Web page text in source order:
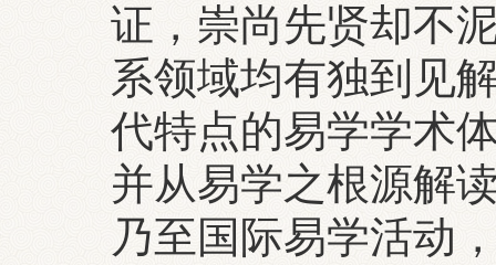
证，崇尚先贤却不
系领域均有独到见
代特点的易学学术
并从易学之根源解
乃至国际易学活动